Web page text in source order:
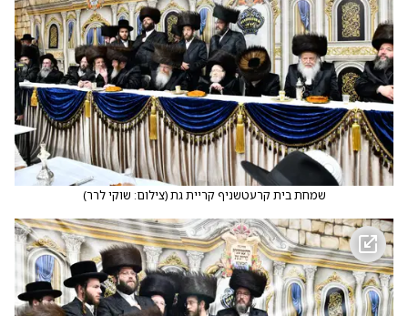
שמחת בית קרעטשניף קריית גת(צילום: שוקי לרר)